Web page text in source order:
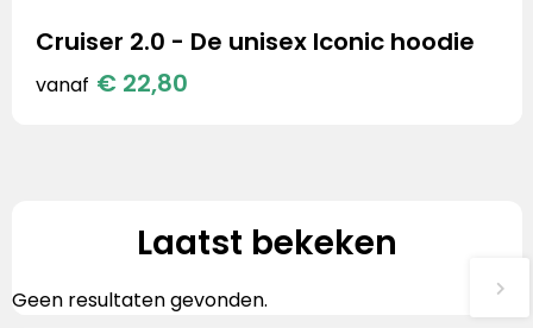
Cruiser 2.0 - De unisex Iconic hoodie
vanaf € 22,80
Laatst bekeken
Geen resultaten gevonden.